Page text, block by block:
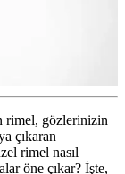
rimel, gözlerinizin
çıkaran
rimel nasıl
öne çıkar? İşte,